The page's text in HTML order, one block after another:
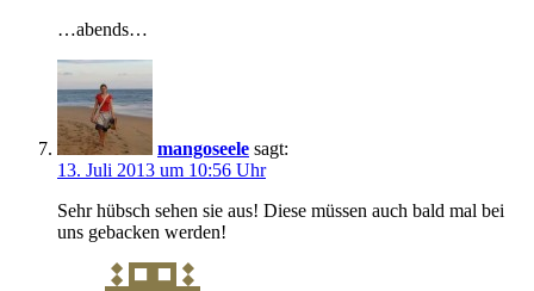
…abends…
mangoseele sagt:
13. Juli 2013 um 10:56 Uhr
Sehr hübsch sehen sie aus! Diese müssen auch bald mal bei
uns gebacken werden!